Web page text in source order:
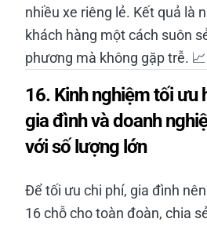
nhiều xe riêng lẻ. Kết quả là
khách hàng một cách suôn
phương mà không gặp trễ. 📈
16. Kinh nghiệm tối ưu
gia đình và doanh
với số lượng lớn
Để tối ưu chi phí, gia đình
16 chỗ cho toàn đoàn, chia